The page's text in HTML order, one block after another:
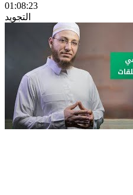
01:08:23
التجويد